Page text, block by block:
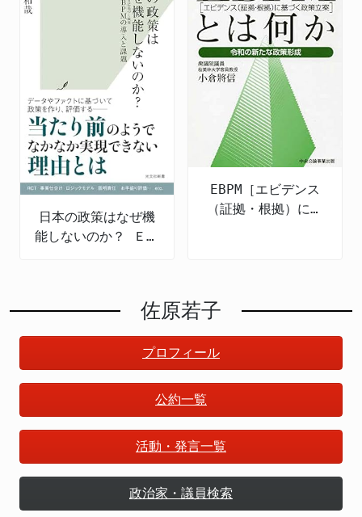
日本の政策はなぜ機
能しないのか？ ＥＢ
EBPM［エビデンス
（証拠・根拠）に基
佐原若子
プロフィール
公約一覧
活動・発言一覧
政治家・議員検索